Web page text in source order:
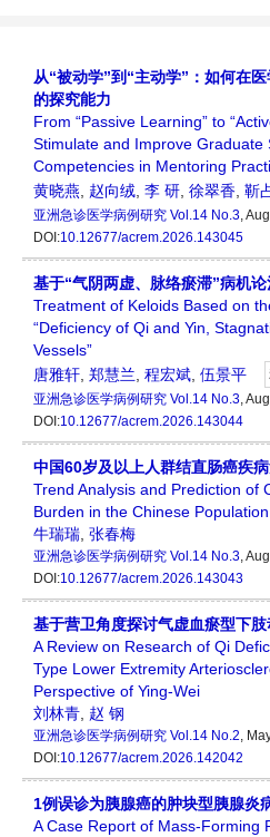
从“被动学”到“主动学”：如何在
的探究能力
From “Passive Learning” to
Stimulate and Improve Graduate
Competencies in Mentoring
黄晓燕
赵向绒 李 研 徐翠香 靳
亚洲急诊医学病例研究 Vol.14 No.3,
DOI:10.12677/acrem.2026.143045
基于“气阴两虚、脉络瘀滞”病机
Treatment of Keloids Based on
“Deficiency of Qi and Yin,
Vessels”
唐雅轩 郑慧兰 程宏斌 伍景平
亚洲急诊医学病例研究 Vol.14 No.3,
DOI:10.12677/acrem.2026.143044
中国60岁及以上人群结直肠癌疾
Trend Analysis and Prediction of
Burden in the Chinese
牛瑞瑞 张春梅
亚洲急诊医学病例研究 Vol.14 No.3,
DOI:10.12677/acrem.2026.143043
基于营卫角度探讨气虚血瘀型下
A Review on Research of Qi
Type Lower Extremity
Perspective of Ying-Wei
刘林青 赵 钢
亚洲急诊医学病例研究 Vol.14 No.2,
DOI:10.12677/acrem.2026.142042
1例误诊为胰腺癌的肿块型胰腺炎
A Case Report of Mass-Forming